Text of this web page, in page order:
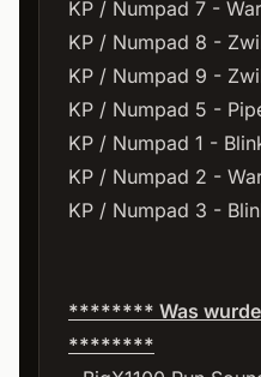
KP / Numpad 7 -
KP / Numpad 8 -
KP / Numpad 9 -
KP / Numpad 5 -
KP / Numpad 1 -
KP / Numpad 2 -
KP / Numpad 3 -
******** Was wurde
********